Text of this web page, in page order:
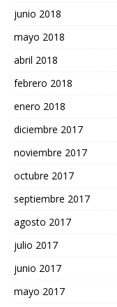
junio 2018
mayo 2018
abril 2018
febrero 2018
enero 2018
diciembre 2017
noviembre 2017
octubre 2017
septiembre 2017
agosto 2017
julio 2017
junio 2017
mayo 2017